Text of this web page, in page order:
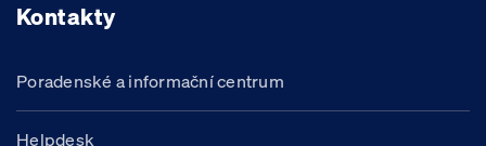
Kontakty
Poradenské a informační centrum
Helpdesk